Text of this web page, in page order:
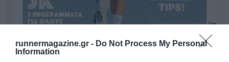
runnermagazine.gr - Do Not Process My Personal
Information